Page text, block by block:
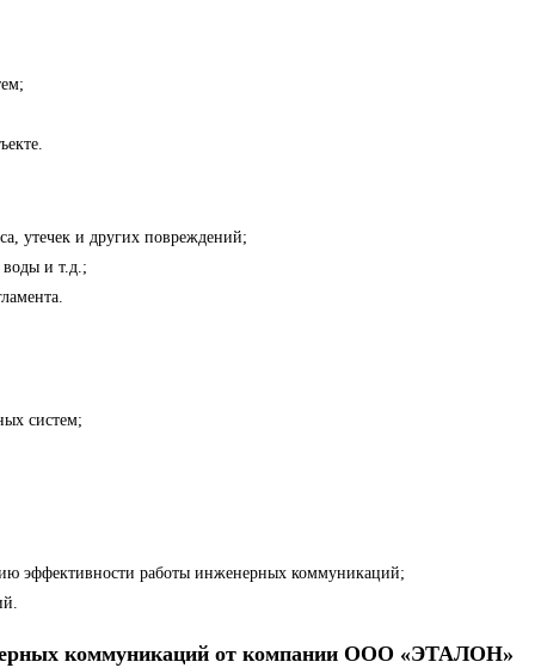
утечек и других повреждений;
воды и т.д.;
систем;
эффективности работы инженерных коммуникаций;
коммуникаций от компании ООО «ЭТАЛОН»